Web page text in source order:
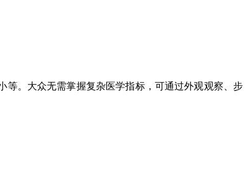
等。大众无需掌握复杂医学指标，可通过外观观察、步